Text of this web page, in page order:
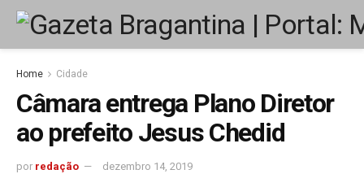
Home Cidade
Câmara entrega Plano Diretor
ao prefeito Jesus Chedid
por redação dezembro 14, 2019